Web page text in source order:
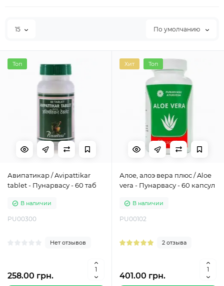
15 По умолчанию
Топ
Авипатикар / Avipattikar
tablet - Пунарвасу - 60 таб
В наличии
PU00300
Нет отзывов
258.00 грн.
Хит Топ
Алое, алоэ вера плюс / Aloe
vera - Пунарвасу - 60 капсул
В наличии
PU00102
2 отзыва
401.00 грн.